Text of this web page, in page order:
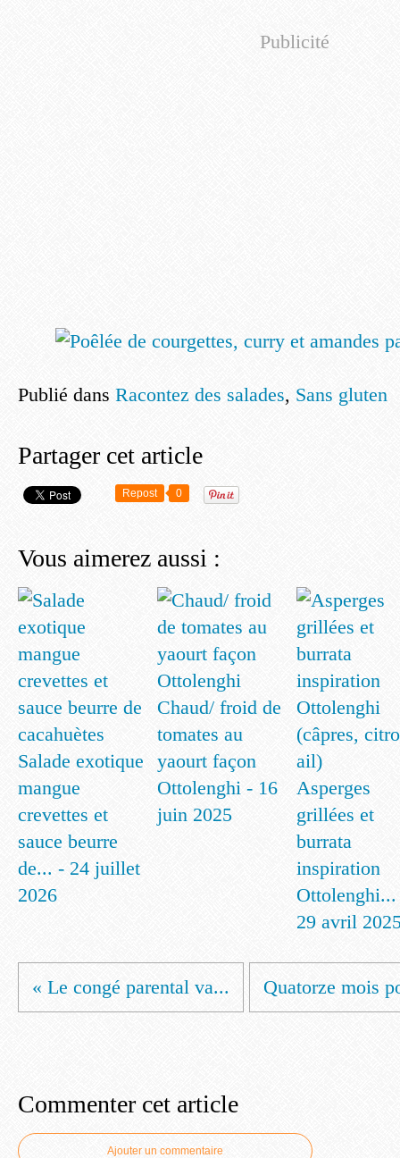
Publicité
Publié dans Racontez des salades, Sans gluten
Partager cet article
Repost 0
Vous aimerez aussi :
Salade exotique
mangue
crevettes et
sauce beurre
de... - 24 juillet
2026
Chaud/ froid de
tomates au
yaourt façon
Ottolenghi - 16
juin 2025
Asperges
grillées et
burrata
inspiration
29 avril
« Le congé parental va... Quatorze mois
Commenter cet article
Ajouter un commentaire